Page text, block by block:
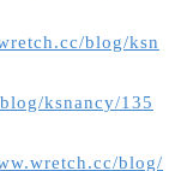
blog/ksn
ksnancy/135
blog/